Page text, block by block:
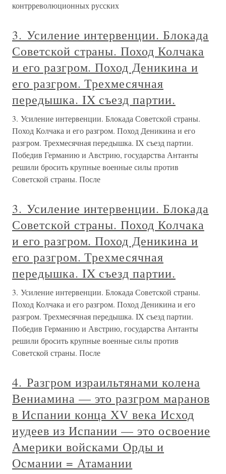
контрреволюционных русских
3. Усиление интервенции. Блокада
Советской страны. Поход Колчака
и его разгром. Поход Деникина и
его разгром. Трехмесячная
передышка. IX съезд партии.
3. Усиление интервенции. Блокада Советской страны.
Поход Колчака и его разгром. Поход Деникина и его
разгром. Трехмесячная передышка. IX съезд партии.
Победив Германию и Австрию, государства Антанты
решили бросить крупные военные силы против
Советской страны. После
3. Усиление интервенции. Блокада
Советской страны. Поход Колчака
и его разгром. Поход Деникина и
его разгром. Трехмесячная
передышка. IX съезд партии.
3. Усиление интервенции. Блокада Советской страны.
Поход Колчака и его разгром. Поход Деникина и его
разгром. Трехмесячная передышка. IX съезд партии.
Победив Германию и Австрию, государства Антанты
решили бросить крупные военные силы против
Советской страны. После
4. Разгром израильтянами колена
Вениамина — это разгром маранов
в Испании конца XV века Исход
иудеев из Испании — это освоение
Америки войсками Орды и
Османии = Атамании